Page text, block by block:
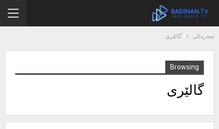
سەرەکی گالێری
Browsing
گالێری